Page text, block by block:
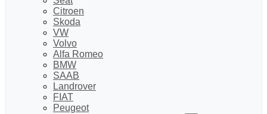
Citroen
Skoda
VW
Volvo
Alfa Romeo
BMW
SAAB
Landrover
FIAT
Peugeot